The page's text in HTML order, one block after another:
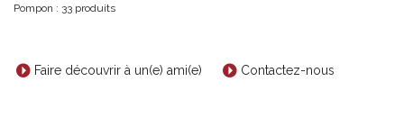
Pompon : 33 produits
Faire découvrir à un(e) ami(e) Contactez-nous